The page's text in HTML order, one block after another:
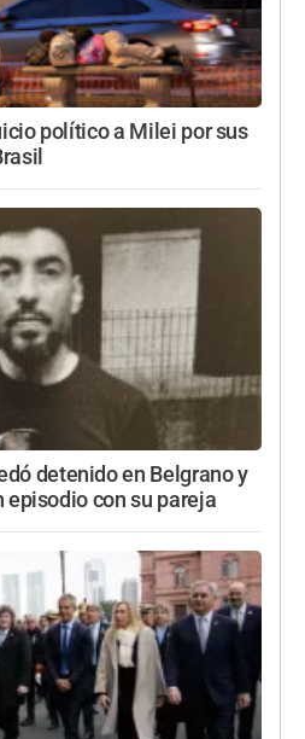
político a Milei por sus
detenido en Belgrano y
episodio con su pareja